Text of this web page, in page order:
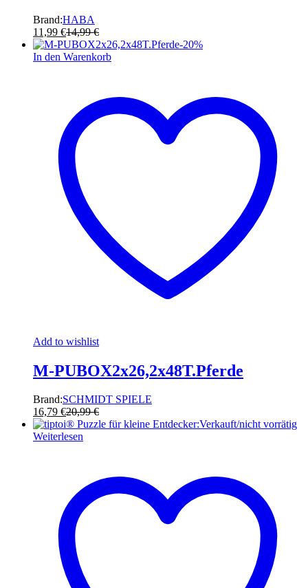
Brand:HABA
11,99 €14,99€
-20%
In den Warenkorb
Add to wishlist
M-PUBOX2x26,2x48T.Pferde
Brand:SCHMIDT SPIELE
16,79 €20,99€
Verkauft/nicht vorrätig
Weiterlesen